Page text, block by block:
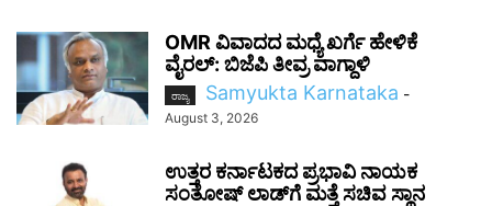
OMR ವಿವಾದದ ಮಧ್ಯೆ ಖರ್ಗೆ ಹೇಳಿಕೆ
ವೈರಲ್: ಬಿಜೆಪಿ ತೀವ್ರ ವಾಗ್ದಾಳಿ
ರಾಜ್ಯ Samyukta Karnataka -
August 3, 2026
ಉತ್ತರ ಕರ್ನಾಟಕದ ಪ್ರಭಾವಿ ನಾಯಕ
ಸಂತೋಷ್‌ ಲಾಡ್‌ಗೆ ಮತ್ತೆ ಸಚಿವ ಸ್ಥಾನ